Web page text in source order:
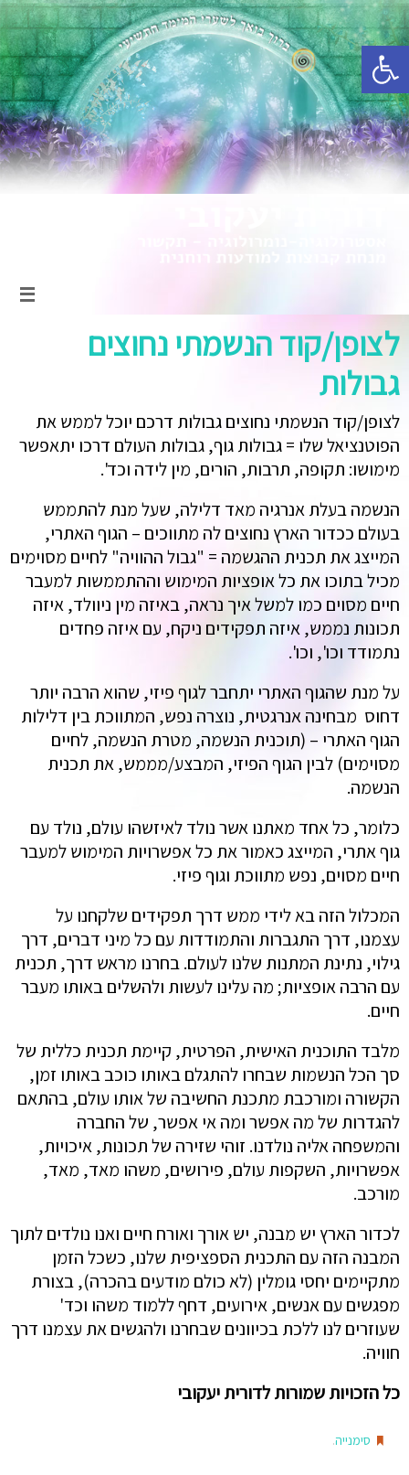
פתח סרגל נגישות
לצופן/קוד הנשמתי נחוצים
גבולות
לצופן/קוד הנשמתי נחוצים גבולות דרכם יוכל לממש את
הפוטנציאל שלו = גבולות גוף, גבולות העולם דרכו יתאפשר
מימושו: תקופה, תרבות, הורים, מין לידה וכד'.
הנשמה בעלת אנרגיה מאד דלילה, שעל מנת להתממש
בעולם ככדור הארץ נחוצים לה מתווכים – הגוף האתרי,
המייצג את תכנית ההגשמה = "גבול ההוויה" לחיים מסוימים
מכיל בתוכו את כל אופציות המימוש וההתממשות למעבר
חיים מסוים כמו למשל איך נראה, באיזה מין ניוולד, איזה
תכונות נממש, איזה תפקידים ניקח, עם איזה פחדים
נתמודד וכו', וכו'.
על מנת שהגוף האתרי יתחבר לגוף פיזי, שהוא הרבה יותר
דחוס מבחינה אנרגטית, נוצרה נפש, המתווכת בין דלילות
הגוף האתרי – (תוכנית הנשמה, מטרת הנשמה, לחיים
מסוימים) לבין הגוף הפיזי, המבצע/מממש, את תכנית
הנשמה.
כלומר, כל אחד מאתנו אשר נולד לאיזשהו עולם, נולד עם
גוף אתרי, המייצג כאמור את כל אפשרויות המימוש למעבר
חיים מסוים, נפש מתווכת וגוף פיזי.
המכלול הזה בא לידי ממש דרך תפקידים שלקחנו על
עצמנו, דרך התגברות והתמודדות עם כל מיני דברים, דרך
גילוי, נתינת המתנות שלנו לעולם. בחרנו מראש דרך, תכנית
עם הרבה אופציות; מה עלינו לעשות ולהשלים באותו מעבר
חיים.
מלבד התוכנית האישית, הפרטית, קיימת תכנית כללית של
סך הכל הנשמות שבחרו להתגלם באותו כוכב באותו זמן,
הקשורה ומורכבת מתכנת החשיבה של אותו עולם, בהתאם
להגדרות של מה אפשר ומה אי אפשר, של החברה
והמשפחה אליה נולדנו. זוהי שזירה של תכונות, איכויות,
אפשרויות, השקפות עולם, פירושים, משהו מאד, מאד,
מורכב.
לכדור הארץ יש מבנה, יש אורך ואורח חיים ואנו נולדים לתוך
המבנה הזה עם התכנית הספציפית שלנו, כשכל הזמן
מתקיימים יחסי גומלין (לא כולם מודעים בהכרה), בצורת
מפגשים עם אנשים, אירועים, דחף ללמוד משהו וכד'
שעוזרים לנו ללכת בכיוונים שבחרנו ולהגשים את עצמנו דרך
חוויה.
כל הזכויות שמורות לדורית יעקובי
סימנייה.